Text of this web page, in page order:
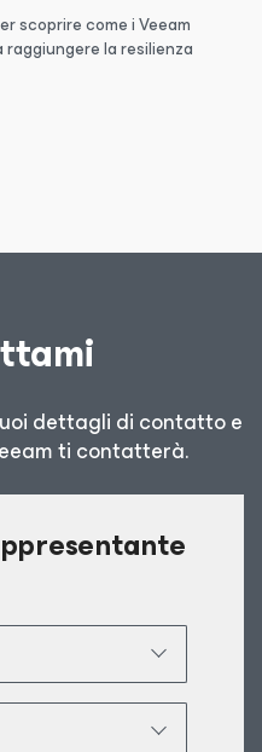
scoprire come i Veeam
la resilienza
dettagli di contatto e
ti contatterà.